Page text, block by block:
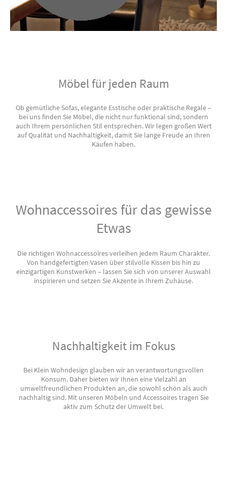
Möbel für jeden Raum
Ob gemütliche Sofas, elegante Esstische oder praktische Regale –
bei uns finden Sie Möbel, die nicht nur funktional sind, sondern
auch Ihrem persönlichen Stil entsprechen. Wir legen großen Wert
auf Qualität und Nachhaltigkeit, damit Sie lange Freude an Ihren
Käufen haben.
Wohnaccessoires für das gewisse
Etwas
Die richtigen Wohnaccessoires verleihen jedem Raum Charakter.
Von handgefertigten Vasen über stilvolle Kissen bis hin zu
einzigartigen Kunstwerken – lassen Sie sich von unserer Auswahl
inspirieren und setzen Sie Akzente in Ihrem Zuhause.
Nachhaltigkeit im Fokus
Bei Klein Wohndesign glauben wir an verantwortungsvollen
Konsum. Daher bieten wir Ihnen eine Vielzahl an
umweltfreundlichen Produkten an, die sowohl schön als auch
nachhaltig sind. Mit unseren Möbeln und Accessoires tragen Sie
aktiv zum Schutz der Umwelt bei.